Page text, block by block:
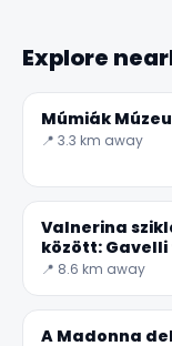
Explore
Múmiák
📍 3.3 km away
Valnerina
között:
📍 8.6 km away
A Madonna del